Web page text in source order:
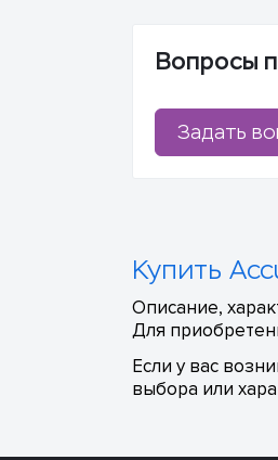
Вопросы
Задать
Купить
Описание,
Для
Если у вас
выбора или